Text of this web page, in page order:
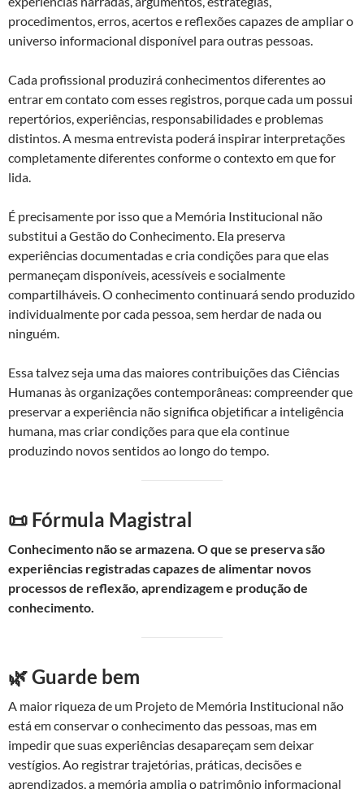
procedimentos, erros, acertos e reflexões capazes de ampliar o
universo informacional disponível para outras pessoas.
Cada profissional produzirá conhecimentos diferentes ao
entrar em contato com esses registros, porque cada um possui
repertórios, experiências, responsabilidades e problemas
distintos. A mesma entrevista poderá inspirar interpretações
completamente diferentes conforme o contexto em que for
lida.
É precisamente por isso que a Memória Institucional não
substitui a Gestão do Conhecimento. Ela preserva
experiências documentadas e cria condições para que elas
permaneçam disponíveis, acessíveis e socialmente
compartilháveis. O conhecimento continuará sendo produzido
individualmente por cada pessoa, sem herdar de nada ou
ninguém.
Essa talvez seja uma das maiores contribuições das Ciências
Humanas às organizações contemporâneas: compreender que
preservar a experiência não significa objetificar a inteligência
humana, mas criar condições para que ela continue
produzindo novos sentidos ao longo do tempo.
📜 Fórmula Magistral
Conhecimento não se armazena. O que se preserva são
experiências registradas capazes de alimentar novos
processos de reflexão, aprendizagem e produção de
conhecimento.
🌿 Guarde bem
A maior riqueza de um Projeto de Memória Institucional não
está em conservar o conhecimento das pessoas, mas em
impedir que suas experiências desapareçam sem deixar
vestígios. Ao registrar trajetórias, práticas, decisões e
aprendizados, a memória amplia o patrimônio informacional